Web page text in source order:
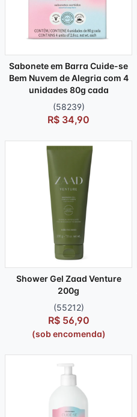
Sabonete em Barra Cuide-se
Bem Nuvem de Alegria com 4
unidades 80g cada
(58239)
R$ 34,90
Shower Gel Zaad Venture
200g
(55212)
R$ 56,90
(sob encomenda)